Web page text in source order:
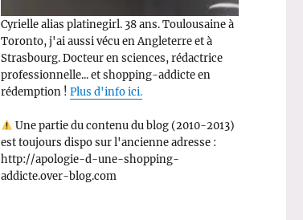
Cyrielle alias platinegirl. 38 ans. Toulousaine à
Toronto, j'ai aussi vécu en Angleterre et à
Strasbourg. Docteur en sciences, rédactrice
professionnelle... et shopping-addicte en
rédemption ! Plus d'info ici.
Une partie du contenu du blog (2010-2013)
est toujours dispo sur l'ancienne adresse :
http://apologie-d-une-shopping-
addicte.over-blog.com